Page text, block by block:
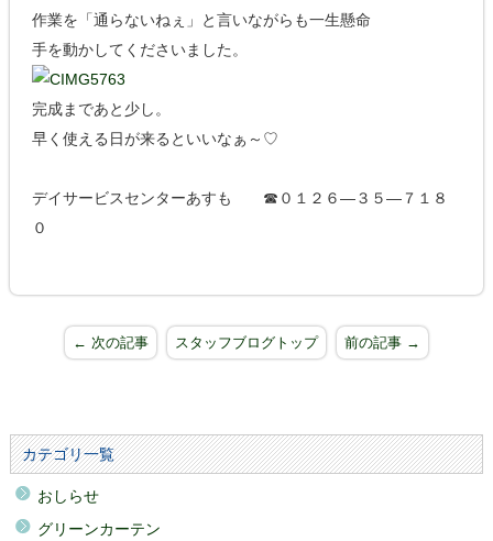
作業を「通らないねぇ」と言いながらも一生懸命
手を動かしてくださいました。
完成まであと少し。
早く使える日が来るといいなぁ～♡
デイサービスセンターあすも ☎０１２６―３５―７１８
０
← 次の記事 スタッフブログトップ 前の記事 →
カテゴリ一覧
おしらせ
グリーンカーテン